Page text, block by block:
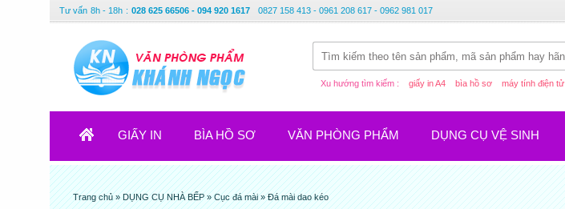
Tư vấn 8h - 18h : 028 625 66506 - 094 920 1617 0827 158 413 - 0961 208 617 - 0962 981 017
Xu hướng tìm kiếm : giấy in A4 bìa hồ sơ máy tính điện tử
GIẤY IN BÌA HỒ SƠ VĂN PHÒNG PHẨM DỤNG CỤ VỆ SINH
Trang chủ»DỤNG CỤ NHÀ BẾP »Cục đá mài »Đá mài dao kéo